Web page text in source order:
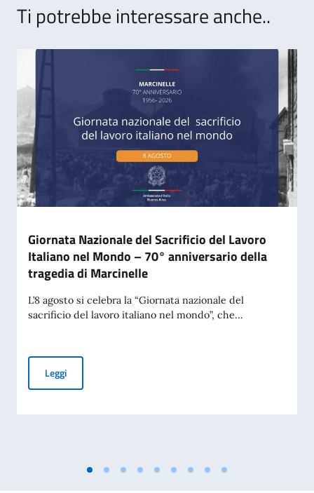
Ti potrebbe interessare anche..
Giornata Nazionale del Sacrificio del Lavoro
Italiano nel Mondo – 70° anniversario della
tragedia di Marcinelle
L’8 agosto si celebra la “Giornata nazionale del
sacrificio del lavoro italiano nel mondo”, che...
LeggiGiornata Nazionale del Sacrificio del Lavoro Italiano nel